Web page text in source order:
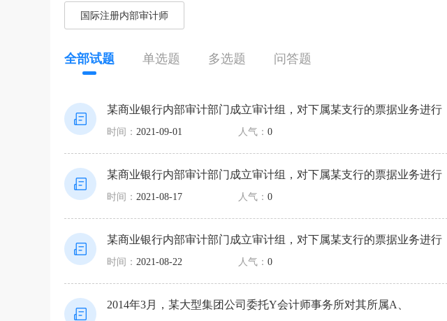
国际注册内部审计师
全部试题 单选题 多选题 问答题
某商业银行内部审计部门成立审计组，对下属某支行的票据业务进行
时间： 2021-09-01 人气： 0
某商业银行内部审计部门成立审计组，对下属某支行的票据业务进行
时间： 2021-08-17 人气： 0
某商业银行内部审计部门成立审计组，对下属某支行的票据业务进行
时间： 2021-08-22 人气： 0
2014年3月，某大型集团公司委托Y会计师事务所对其所属A、